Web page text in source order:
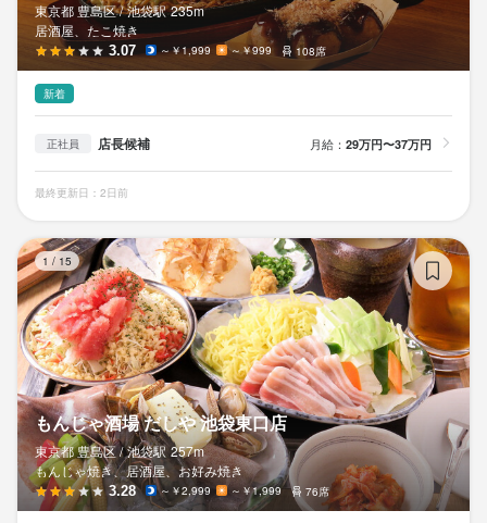
東京都 豊島区 / 池袋駅 235m
居酒屋、たこ焼き
3.07 ～￥1,999 ～￥999 108席
新着
正社員 店長候補 月給： 29万円〜37万円
最終更新日：2日前
1 / 15
もんじゃ酒場 だしや 池袋東口店
東京都 豊島区 / 池袋駅 257m
もんじゃ焼き、居酒屋、お好み焼き
3.28 ～￥2,999 ～￥1,999 76席